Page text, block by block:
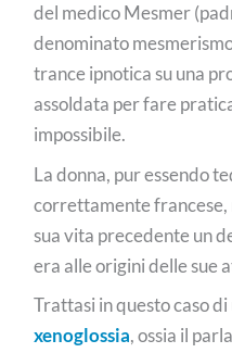
del medico Mesmer
denominato
trance ipnotica su una
assoldata per fare
impossibile.
La donna, pur essendo
correttamente
sua vita precedente un
era alle origini delle sue
Trattasi in questo caso
xenoglossia, ossia il